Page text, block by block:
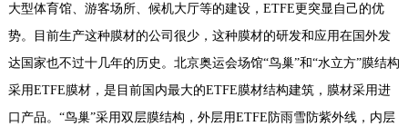
大型体育馆、游客场所、候机大厅等的建设，ETFE更突显自己的优
势。目前生产这种膜材的公司很少，这种膜材的研发和应用在国外发
达国家也不过十几年的历史。北京奥运会场馆“鸟巢”和“水立方”膜结构
采用ETFE膜材，是目前国内最大的ETFE膜材结构建筑，膜材采用进
口产品。“鸟巢”采用双层膜结构，外层用ETFE防雨雪防紫外线，内层